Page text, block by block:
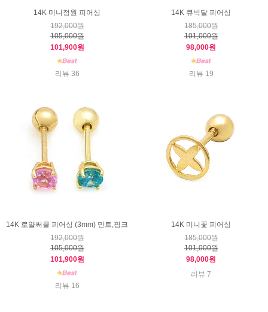
14K 미니정원 피어싱
192,000원
105,000원
101,900원
리뷰 36
14K 큐빅달 피어싱
185,000원
101,000원
98,000원
리뷰 19
14K 로얄써클 피어싱 (3mm) 민트,핑크
192,000원
105,000원
101,900원
리뷰 16
14K 미니꽃 피어싱
185,000원
101,000원
98,000원
리뷰 7